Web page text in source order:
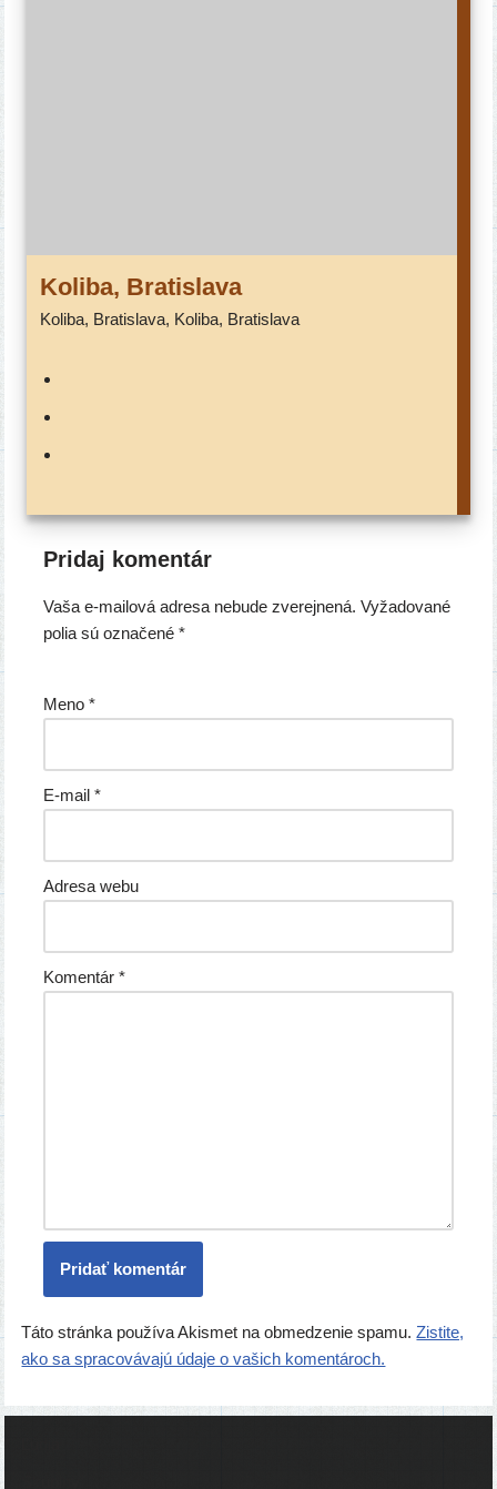
Koliba, Bratislava
Koliba, Bratislava, Koliba, Bratislava
Pridaj komentár
Vaša e-mailová adresa nebude zverejnená. Vyžadované
polia sú označené*
Meno*
E-mail*
Adresa webu
Komentár*
Táto stránka používa Akismet na obmedzenie spamu.Zistite,
ako sa spracovávajú údaje o vašich komentároch.